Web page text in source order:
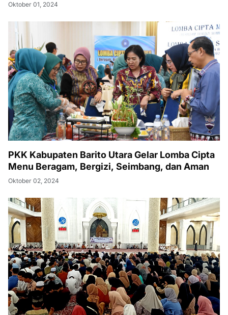
Oktober 01, 2024
PKK Kabupaten Barito Utara Gelar Lomba Cipta
Menu Beragam, Bergizi, Seimbang, dan Aman
Oktober 02, 2024